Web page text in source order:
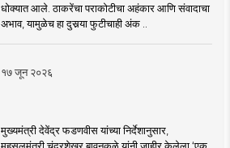
धोक्यात आले. ठाकरेंचा पराकोटीचा अहंकार आणि संवादाचा
अभाव, यामुळेच हा दुसर्‍या फुटीचाही अंक ..
१७ जून २०२६
मुख्यमंत्री देवेंद्र फडणवीस यांच्या निर्देशानुसार,